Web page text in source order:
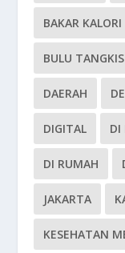
BAKAR KALORI
BULU TANGKIS
DAERAH
DIGITAL DI
DI RUMAH
JAKARTA
KESEHATAN